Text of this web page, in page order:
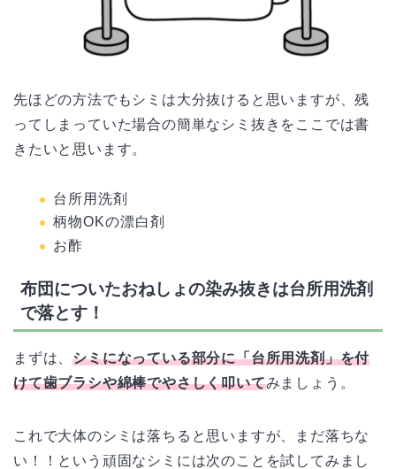
先ほどの方法でもシミは大分抜けると思いますが、残
ってしまっていた場合の簡単なシミ抜きをここでは書
きたいと思います。
台所用洗剤
柄物OKの漂白剤
お酢
布団についたおねしょの染み抜きは台所用洗剤
で落とす！
まずは、シミになっている部分に「台所用洗剤」を付
けて歯ブラシや綿棒でやさしく叩いてみましょう。
これで大体のシミは落ちると思いますが、まだ落ちな
い！！という頑固なシミには次のことを試してみまし